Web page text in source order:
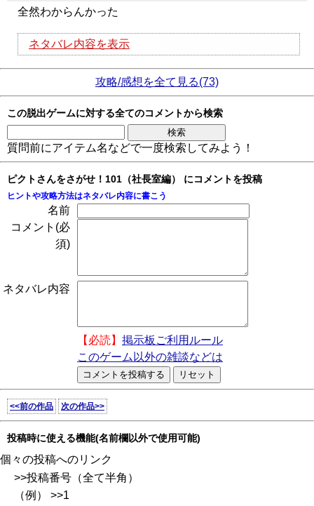
全然わからんかった
ネタバレ内容を表示
攻略/感想を全て見る(73)
この脱出ゲームに対する全てのコメントから検索
質問前にアイテム名などで一度検索してみよう！
ピクトさんをさがせ！101（社長室編） にコメントを投稿
ヒントや攻略方法はネタバレ内容に書こう
名前
コメント(必
須)
ネタバレ内容
【必読】 掲示板ご利用ルール
このゲーム以外の雑談などは
<<前の作品 次の作品>>
投稿時に使える機能(名前欄以外で使用可能)
個々の投稿へのリンク
>>投稿番号（全て半角）
（例） >>1